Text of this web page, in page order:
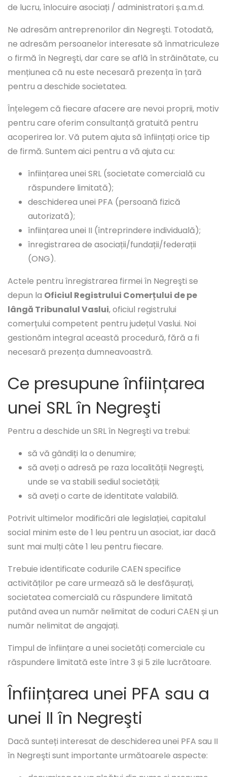
de lucru, înlocuire asociați / administratori ș.a.m.d.
Ne adresăm antreprenorilor din Negreşti. Totodată,
ne adresăm persoanelor interesate să înmatriculeze
o firmă în Negreşti, dar care se află în străinătate, cu
mențiunea că nu este necesară prezența în țară
pentru a deschide societatea.
Înțelegem că fiecare afacere are nevoi proprii, motiv
pentru care oferim consultanță gratuită pentru
acoperirea lor. Vă putem ajuta să înființați orice tip
de firmă. Suntem aici pentru a vă ajuta cu:
înființarea unei SRL (societate comercială cu
răspundere limitată);
deschiderea unei PFA (persoană fizică
autorizată);
înființarea unei II (întreprindere individuală);
înregistrarea de asociații/fundații/federații
(ONG).
Actele pentru înregistrarea firmei în Negreşti se
depun la Oficiul Registrului Comerțului de pe
lângă Tribunalul Vaslui, oficiul registrului
comerțului competent pentru județul Vaslui. Noi
gestionăm integral această procedură, fără a fi
necesară prezența dumneavoastră.
Ce presupune înființarea
unei SRL în Negreşti
Pentru a deschide un SRL în Negreşti va trebui:
să vă gândiți la o denumire;
să aveți o adresă pe raza localității Negreşti,
unde se va stabili sediul societății;
să aveți o carte de identitate valabilă.
Potrivit ultimelor modificări ale legislației, capitalul
social minim este de 1 leu pentru un asociat, iar dacă
sunt mai mulți câte 1 leu pentru fiecare.
Trebuie identificate codurile CAEN specifice
activităților pe care urmează să le desfășurați,
societatea comercială cu răspundere limitată
putând avea un număr nelimitat de coduri CAEN și un
număr nelimitat de angajați.
Timpul de înființare a unei societăți comerciale cu
răspundere limitată este între 3 și 5 zile lucrătoare.
Înființarea unei PFA sau a
unei II în Negreşti
Dacă sunteți interesat de deschiderea unei PFA sau II
în Negreşti sunt importante următoarele aspecte: